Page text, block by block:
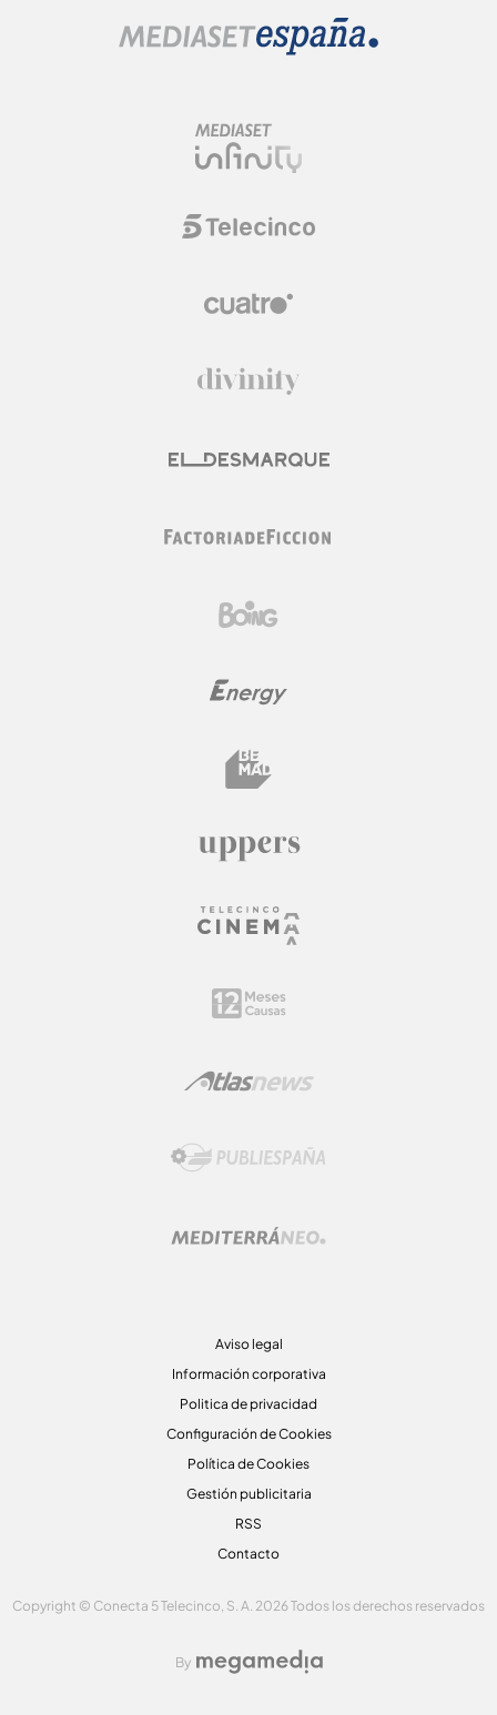
Aviso legal
Información corporativa
Politica de privacidad
Configuración de Cookies
Política de Cookies
Gestión publicitaria
RSS
Contacto
Copyright © Conecta 5 Telecinco, S. A. 2026 Todos los derechos reservados
By